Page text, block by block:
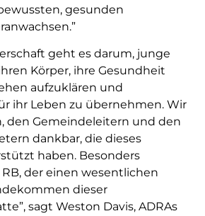
gesunden
geht es darum, junge
Körper, ihre Gesundheit
aufzuklären und
ihr Leben zu übernehmen. Wir
den Gemeindeleitern und den
dankbar, die dieses
haben. Besonders
der einen wesentlichen
dieser
sagt Weston Davis, ADRAs